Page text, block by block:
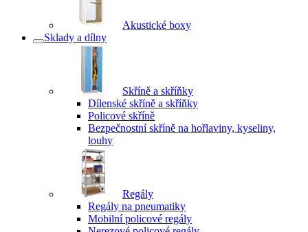
Akustické boxy
Sklady a dílny
Skříně a skříňky
Dílenské skříně a skříňky
Policové skříně
Bezpečnostní skříně na hořlaviny, kyseliny,
louhy
Regály
Regály na pneumatiky
Mobilní policové regály